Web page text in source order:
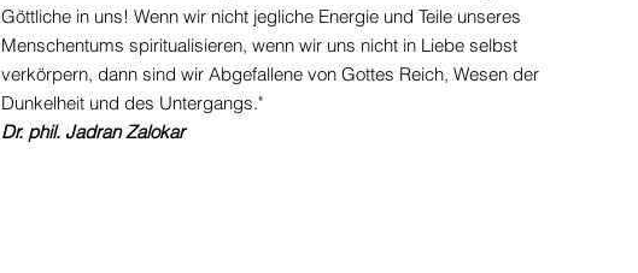
Göttliche in uns! Wenn wir nicht jegliche Energie und Teile unseres
Menschentums spiritualisieren, wenn wir uns nicht in Liebe selbst
verkörpern, dann sind wir Abgefallene von Gottes Reich, Wesen der
Dunkelheit und des Untergangs."
Dr. phil. Jadran Zalokar